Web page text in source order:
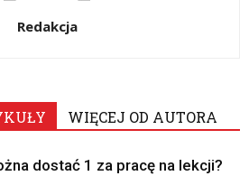
Redakcja
WIĘCEJ OD AUTORA
dostać 1 za pracę na lekcji?